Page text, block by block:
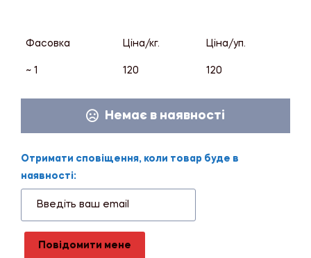
Фасовка Ціна/кг. Ціна/уп.
~ 1 120 120
Немає в наявності
Отримати сповіщення, коли товар буде в
наявності:
Повідомити мене